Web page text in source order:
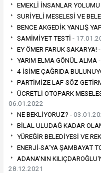
EMEKLİ İNSANLAR
SURİYELİ MESELESİ VE
BENCE AKGEDİK YANLIŞ
SAMİMİYET TESTİ -
EY ÖMER FARUK SAKARYA! -
YARIM ELMA GÖNÜL ALMA -
4 İSİME ÇAĞRIDA
PARTİMİZE LAF-SÖZ
ÜCRETLİ OTOPARK
06.01.2022
NE BEKLİYORUZ? -
BİLAL ULUDAĞ KADAR
YÜREĞİR BELEDİYESİ VE
ENERJİ-SA'YA ŞAMBAYAT
ADANA'NIN
28.12.2021